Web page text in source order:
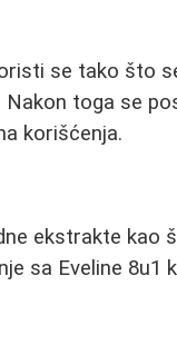
se tako što
toga se
korišćenja.
ekstrakte kao
sa Eveline 8u1